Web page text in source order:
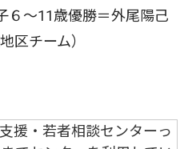
〜11歳優勝＝外尾陽己
区チーム）